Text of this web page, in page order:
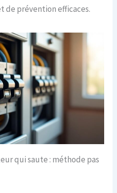
de prévention efficaces.
qui saute : méthode pas